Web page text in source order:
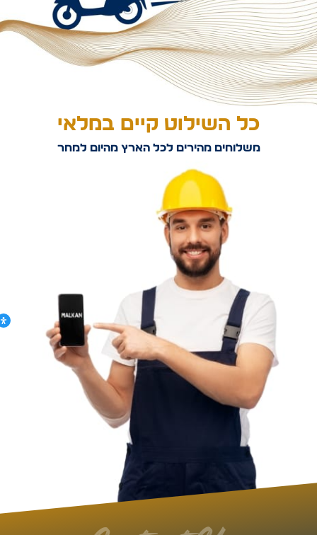
כל השילוט קיים במלאי
משלוחים מהירים לכל הארץ מהיום למחר